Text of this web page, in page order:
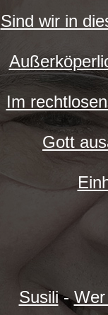
Sind wir in
Im
Gott
Susili-